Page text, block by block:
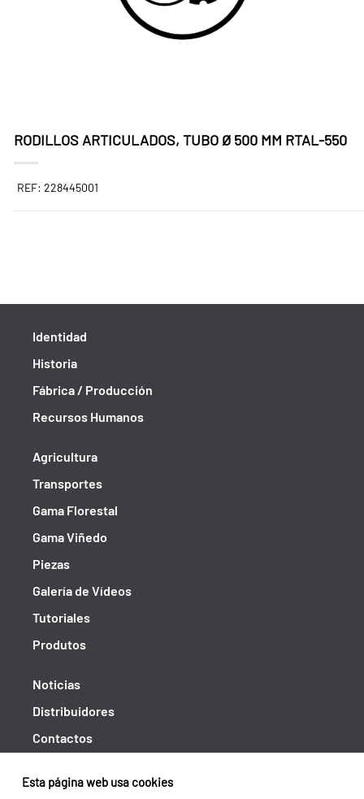
Esta página web usa cookies
RODILLOS ARTICULADOS, TUBO Ø 500 MM RTAL-550
REF: 228445001
Identidad
Historia
Fábrica / Producción
Recursos Humanos
Agricultura
Transportes
Gama Florestal
Gama Viñedo
Piezas
Galería de Vídeos
Tutoriales
Produtos
Noticias
Distribuidores
Contactos
Shipping returns